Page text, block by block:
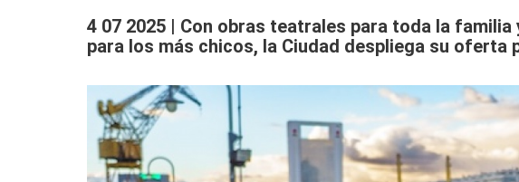
4 07 2025 | Con obras teatrales para toda la
para los más chicos, la Ciudad despliega su oferta